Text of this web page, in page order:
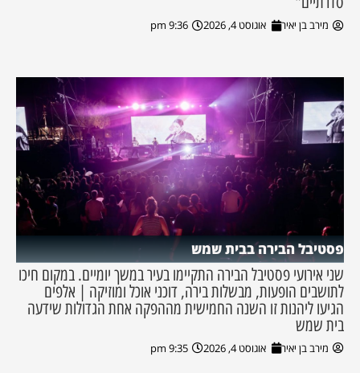
מירב בן יאיר אוגוסט 4, 2026 9:36 pm
פסטיבל הבירה בבית שמש
שני אירועי פסטיבל הבירה התקיימו בעיר במשך יומיים. במקום חיכו
לתושבים הופעות, מבשלות בירה, דוכני אוכל ומוזיקה | אלפים
הגיעו ליהנות זו השנה החמישית מההפקה אחת הגדולות שידעה
בית שמש
מירב בן יאיר אוגוסט 4, 2026 9:35 pm